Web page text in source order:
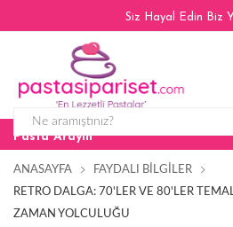
Siz Hayal Edin Biz
Pasta Arayın
ANASAYFA
FAYDALI BILGILER
RETRO DALGA: 70'LER VE 80'LER
ZAMAN YOLCULUĞU